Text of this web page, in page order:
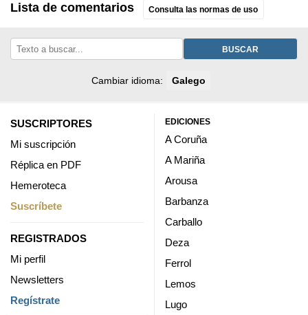
Lista de comentarios Consulta las normas de uso
BUSCAR
Cambiar idioma: Galego
SUSCRIPTORES
Mi suscripción
Réplica en PDF
Hemeroteca
Suscríbete
REGISTRADOS
Mi perfil
Newsletters
Regístrate
EDICIONES
A Coruña
A Mariña
Arousa
Barbanza
Carballo
Deza
Ferrol
Lemos
Lugo